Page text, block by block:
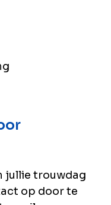
jullie trouwdag
op door te